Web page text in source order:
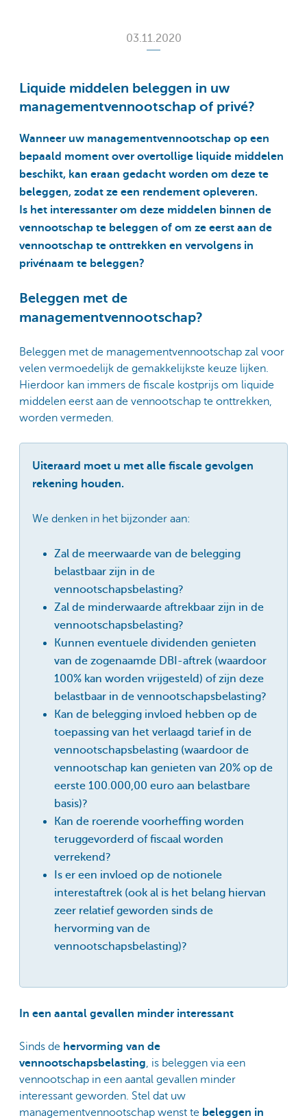
03.11.2020
Liquide middelen beleggen in uw
managementvennootschap of privé?
Wanneer uw managementvennootschap op een
bepaald moment over overtollige liquide middelen
beschikt, kan eraan gedacht worden om deze te
beleggen, zodat ze een rendement opleveren.
Is het interessanter om deze middelen binnen de
vennootschap te beleggen of om ze eerst aan de
vennootschap te onttrekken en vervolgens in
privénaam te beleggen?
Beleggen met de
managementvennootschap?
Beleggen met de managementvennootschap zal voor
velen vermoedelijk de gemakkelijkste keuze lijken.
Hierdoor kan immers de fiscale kostprijs om liquide
middelen eerst aan de vennootschap te onttrekken,
worden vermeden.
Uiteraard moet u met alle fiscale gevolgen
rekening houden.
We denken in het bijzonder aan:
Zal de meerwaarde van de belegging
belastbaar zijn in de
vennootschapsbelasting?
Zal de minderwaarde aftrekbaar zijn in de
vennootschapsbelasting?
Kunnen eventuele dividenden genieten
van de zogenaamde DBI-aftrek (waardoor
100% kan worden vrijgesteld) of zijn deze
belastbaar in de vennootschapsbelasting?
Kan de belegging invloed hebben op de
toepassing van het verlaagd tarief in de
vennootschapsbelasting (waardoor de
vennootschap kan genieten van 20% op de
eerste 100.000,00 euro aan belastbare
basis)?
Kan de roerende voorheffing worden
teruggevorderd of fiscaal worden
verrekend?
Is er een invloed op de notionele
interestaftrek (ook al is het belang hiervan
zeer relatief geworden sinds de
hervorming van de
vennootschapsbelasting)?
In een aantal gevallen minder interessant
Sinds de hervorming van de
vennootschapsbelasting, is beleggen via een
vennootschap in een aantal gevallen minder
interessant geworden. Stel dat uw
managementvennootschap wenst te beleggen in